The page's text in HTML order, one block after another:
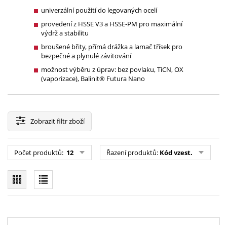
univerzální použití do legovaných ocelí
provedení z HSSE V3 a HSSE-PM pro maximální
výdrž a stabilitu
broušené břity, přímá drážka a lamač třísek pro
bezpečné a plynulé závitování
možnost výběru z úprav: bez povlaku, TiCN, OX
(vaporizace), Balinit® Futura Nano
Zobrazitfiltr zboží
Počet produktů: 12 Řazení produktů: Kód vzest.